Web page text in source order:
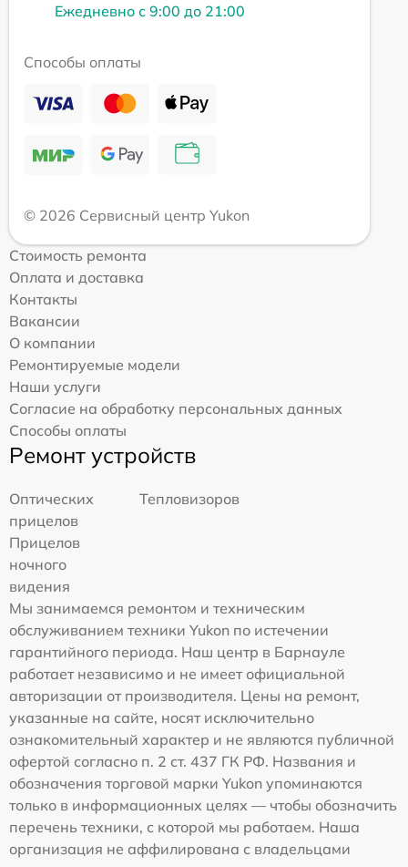
Ежедневно с 9:00 до 21:00
Способы оплаты
© 2026 Сервисный центр Yukon
Стоимость ремонта
Оплата и доставка
Контакты
Вакансии
О компании
Ремонтируемые модели
Наши услуги
Согласие на обработку персональных данных
Способы оплаты
Ремонт устройств
Оптических
прицелов
Тепловизоров
Прицелов
ночного
видения
Мы занимаемся ремонтом и техническим
обслуживанием техники Yukon по истечении
гарантийного периода. Наш центр в Барнауле
работает независимо и не имеет официальной
авторизации от производителя. Цены на ремонт,
указанные на сайте, носят исключительно
ознакомительный характер и не являются публичной
офертой согласно п. 2 ст. 437 ГК РФ. Названия и
обозначения торговой марки Yukon упоминаются
только в информационных целях — чтобы обозначить
перечень техники, с которой мы работаем. Наша
организация не аффилирована с владельцами